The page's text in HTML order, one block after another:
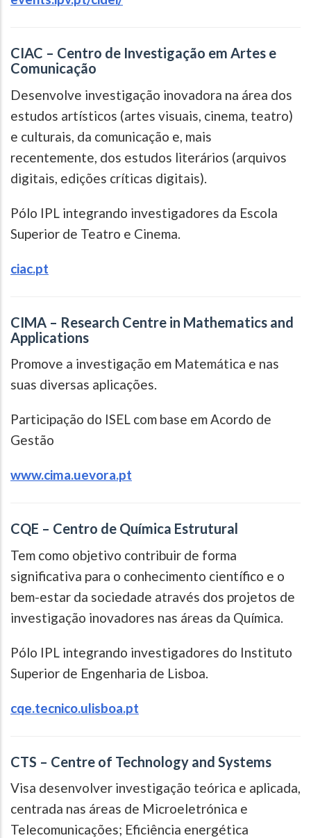
CIAC – Centro de Investigação em Artes e
Comunicação
Desenvolve investigação inovadora na área dos
estudos artísticos (artes visuais, cinema, teatro)
e culturais, da comunicação e, mais
recentemente, dos estudos literários (arquivos
digitais, edições críticas digitais).
Pólo IPL integrando investigadores da Escola
Superior de Teatro e Cinema.
ciac.pt
CIMA – Research Centre in Mathematics and
Applications
Promove a investigação em Matemática e nas
suas diversas aplicações.
Participação do ISEL com base em Acordo de
Gestão
www.cima.uevora.pt
CQE – Centro de Química Estrutural
Tem como objetivo contribuir de forma
significativa para o conhecimento científico e o
bem-estar da sociedade através dos projetos de
investigação inovadores nas áreas da Química.
Pólo IPL integrando investigadores do Instituto
Superior de Engenharia de Lisboa.
cqe.tecnico.ulisboa.pt
CTS – Centre of Technology and Systems
Visa desenvolver investigação teórica e aplicada,
centrada nas áreas de Microeletrónica e
Telecomunicações; Eficiência energética